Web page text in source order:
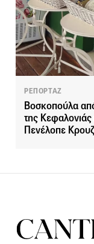
ΡΕΠΟΡΤΑΖ
Βοσκοπούλα
της Κεφαλονιάς
Πενέλοπε Κρουζ